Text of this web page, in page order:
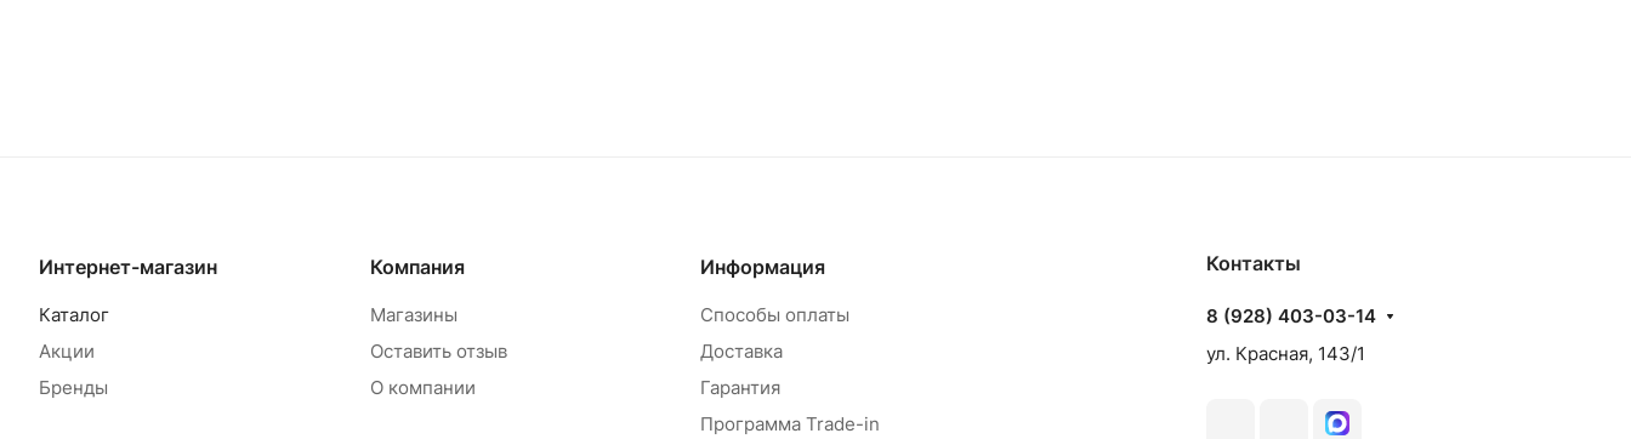
Интернет-магазин
Каталог
Акции
Бренды
Компания
Магазины
Оставить отзыв
О компании
Информация
Способы оплаты
Доставка
Гарантия
Программа Trade-in
Контакты
8 (928) 403-03-14
ул. Красная, 143/1